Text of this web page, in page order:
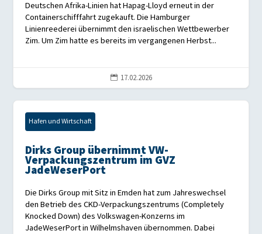
Deutschen Afrika-Linien hat Hapag-Lloyd erneut in der
Containerschifffahrt zugekauft. Die Hamburger
Linienreederei übernimmt den israelischen Wettbewerber
Zim. Um Zim hatte es bereits im vergangenen Herbst...
 17.02.2026
Hafen und Wirtschaft
Dirks Group übernimmt VW-
Verpackungszentrum im GVZ
JadeWeserPort
Die Dirks Group mit Sitz in Emden hat zum Jahreswechsel
den Betrieb des CKD-Verpackungszentrums (Completely
Knocked Down) des Volkswagen-Konzerns im
JadeWeserPort in Wilhelmshaven übernommen. Dabei